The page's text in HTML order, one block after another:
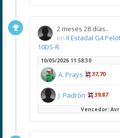
2 meses 28 días..
en II Estadal G4
10DS-R
10/05/2026 11:58:30
A. Prays 37,70
J. Padrón 39,87
Vencedor: